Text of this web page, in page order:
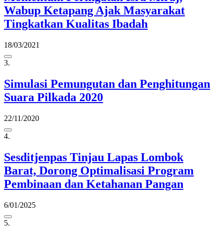
Wabup Ketapang Ajak Masyarakat
Tingkatkan Kualitas Ibadah
18/03/2021
3.
Simulasi Pemungutan dan Penghitungan
Suara Pilkada 2020
22/11/2020
4.
Sesditjenpas Tinjau Lapas Lombok
Barat, Dorong Optimalisasi Program
Pembinaan dan Ketahanan Pangan
6/01/2025
5.